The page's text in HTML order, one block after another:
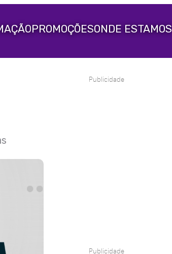
PROMOÇÕESONDE ESTAMOS
Publicidade
Publicidade